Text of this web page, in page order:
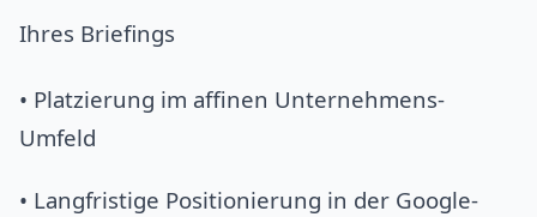
Ihres Briefings
• Platzierung im affinen Unternehmens-
Umfeld
• Langfristige Positionierung in der Google-